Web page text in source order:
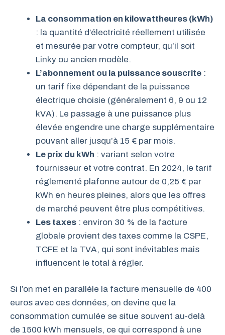
La consommation en kilowattheures (kWh)
: la quantité d’électricité réellement utilisée
et mesurée par votre compteur, qu’il soit
Linky ou ancien modèle.
L’abonnement ou la puissance souscrite :
un tarif fixe dépendant de la puissance
électrique choisie (généralement 6, 9 ou 12
kVA). Le passage à une puissance plus
élevée engendre une charge supplémentaire
pouvant aller jusqu’à 15 € par mois.
Le prix du kWh : variant selon votre
fournisseur et votre contrat. En 2024, le tarif
réglementé plafonne autour de 0,25 € par
kWh en heures pleines, alors que les offres
de marché peuvent être plus compétitives.
Les taxes : environ 30 % de la facture
globale provient des taxes comme la CSPE,
TCFE et la TVA, qui sont inévitables mais
influencent le total à régler.
Si l’on met en parallèle la facture mensuelle de 400
euros avec ces données, on devine que la
consommation cumulée se situe souvent au-delà
de 1500 kWh mensuels, ce qui correspond à une